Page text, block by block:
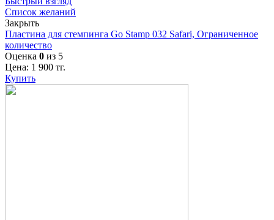
Список желаний
Закрыть
Пластина для стемпинга Go Stamp 032 Safari, Ограниченное
количество
Оценка 0 из 5
Цена: 1 900 тг.
Купить